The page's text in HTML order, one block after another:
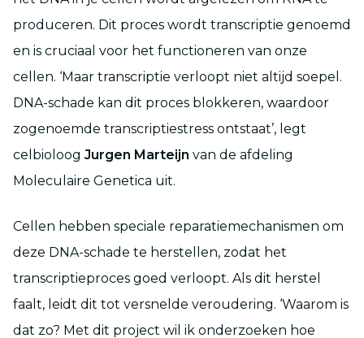
produceren. Dit proces wordt transcriptie genoemd
en is cruciaal voor het functioneren van onze
cellen. ‘Maar transcriptie verloopt niet altijd soepel.
DNA-schade kan dit proces blokkeren, waardoor
zogenoemde transcriptiestress ontstaat’, legt
celbioloog Jurgen Marteijn van de afdeling
Moleculaire Genetica uit.
Cellen hebben speciale reparatiemechanismen om
deze DNA-schade te herstellen, zodat het
transcriptieproces goed verloopt. Als dit herstel
faalt, leidt dit tot versnelde veroudering. ‘Waarom is
dat zo? Met dit project wil ik onderzoeken hoe